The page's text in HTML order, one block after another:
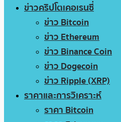
ข่าวคริปโตเคอเรนซี่
ข่าว Bitcoin
ข่าว Ethereum
ข่าว Binance Coin
ข่าว Dogecoin
ข่าว Ripple (XRP)
ราคาและการวิเคราะห์
ราคา Bitcoin